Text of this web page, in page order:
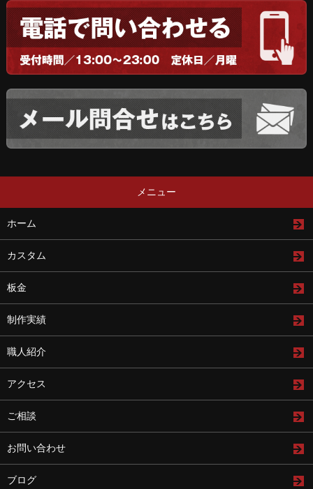
メニュー
ホーム
カスタム
板金
制作実績
職人紹介
アクセス
ご相談
お問い合わせ
ブログ